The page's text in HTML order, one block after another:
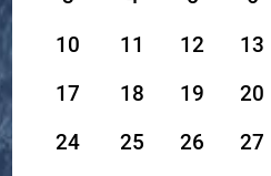
10
11 12 13
17
18 19 20
24
25 26 27